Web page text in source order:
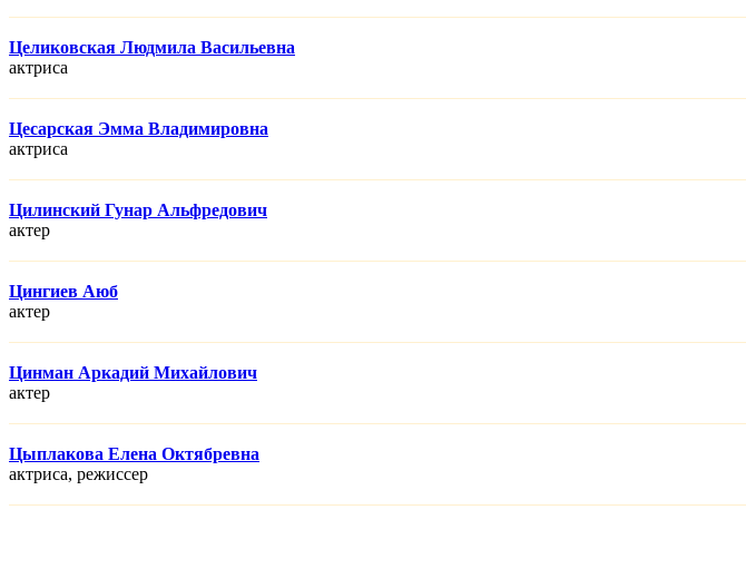
Целиковская Людмила Васильевна
актриса
Цесарская Эмма Владимировна
актриса
Цилинский Гунар Альфредович
актер
Цингиев Аюб
актер
Цинман Аркадий Михайлович
актер
Цыплакова Елена Октябревна
актриса, режисcер